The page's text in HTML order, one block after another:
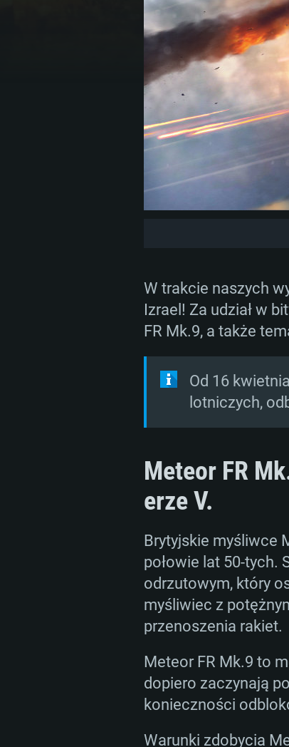
W trakcie naszych
Izrael! Za udział w
FR Mk.9, a także
Od 16
lotniczych,
Meteor FR
erze V.
Brytyjskie myśliwce
połowie lat 50-tych.
odrzutowym, który
myśliwiec z
przenoszenia rakiet.
Meteor FR Mk.9 to
dopiero zaczynają
konieczności
Warunki zdobycia